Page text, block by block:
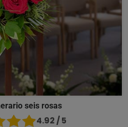
seis rosas
4.92 / 5